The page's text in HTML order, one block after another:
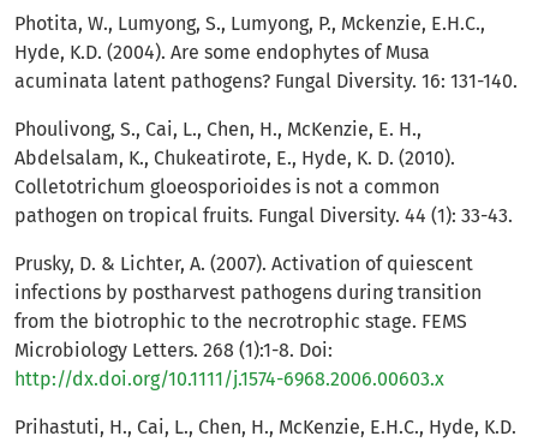
Photita, W., Lumyong, S., Lumyong, P., Mckenzie, E.H.C.,
Hyde, K.D. (2004). Are some endophytes of Musa
acuminata latent pathogens? Fungal Diversity. 16: 131-140.
Phoulivong, S., Cai, L., Chen, H., McKenzie, E. H.,
Abdelsalam, K., Chukeatirote, E., Hyde, K. D. (2010).
Colletotrichum gloeosporioides is not a common
pathogen on tropical fruits. Fungal Diversity. 44 (1): 33-43.
Prusky, D. & Lichter, A. (2007). Activation of quiescent
infections by postharvest pathogens during transition
from the biotrophic to the necrotrophic stage. FEMS
Microbiology Letters. 268 (1):1-8. Doi:
http://dx.doi.org/10.1111/j.1574-6968.2006.00603.x
Prihastuti, H., Cai, L., Chen, H., McKenzie, E.H.C., Hyde, K.D.